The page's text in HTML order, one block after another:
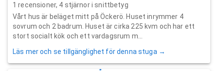
1 recensioner, 4 stjärnor i snittbetyg
Vårt hus är beläget mitt på Öckerö. Huset inrymmer 4
sovrum och 2 badrum. Huset är cirka 225 kvm och har ett
stort socialt kök och ett vardagsrum m...
Läs mer och se tillgänglighet för denna stuga →